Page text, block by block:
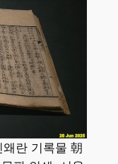
란 기록물 朝